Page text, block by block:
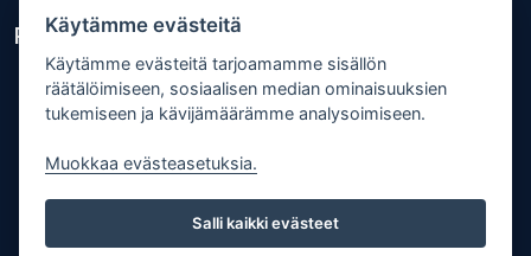
Pikalinkit
Lähetä uutisvinkki
Kopiointiohje
Mediakortti
Tilaa lehti
Osoitteenmuutos
Käytämme evästeitä
Käytämme evästeitä tarjoamamme sisällön
räätälöimiseen, sosiaalisen median ominaisuuksien
tukemiseen ja kävijämäärämme analysoimiseen.
Muokkaa evästeasetuksia.
Salli kaikki evästeet